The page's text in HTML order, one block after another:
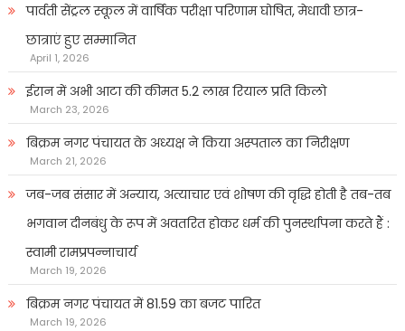
पार्वती सेंट्रल स्कूल में वार्षिक परीक्षा परिणाम घोषित, मेधावी छात्र-
छात्राएं हुए सम्मानित
April 1, 2026
ईरान में अभी आटा की कीमत 5.2 लाख रियाल प्रति किलो
March 23, 2026
बिक्रम नगर पंचायत के अध्यक्ष ने किया अस्पताल का निरीक्षण
March 21, 2026
जब-जब संसार में अन्याय, अत्याचार एवं शोषण की वृद्धि होती है तब-तब
भगवान दीनबंधु के रूप में अवतरित होकर धर्म की पुनर्स्थापना करते हैं :
स्वामी रामप्रपन्नाचार्य
March 19, 2026
बिक्रम नगर पंचायत में 81.59 का बजट पारित
March 19, 2026